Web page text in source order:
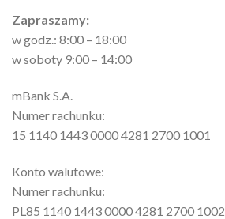
Zapraszamy:
w godz.: 8:00 – 18:00
w soboty 9:00 – 14:00
mBank S.A.
Numer rachunku:
15 1140 1443 0000 4281 2700 1001
Konto walutowe:
Numer rachunku:
PL85 1140 1443 0000 4281 2700 1002